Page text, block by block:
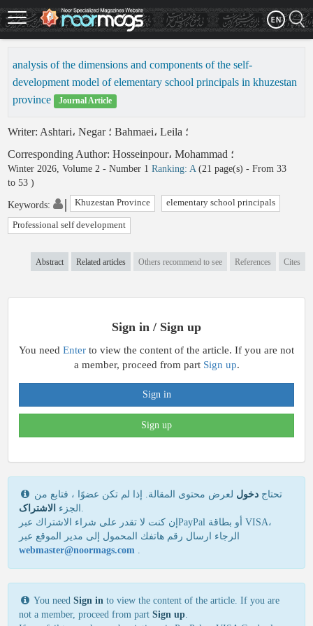
Skip
to
main
analysis of the dimensions and components of the self-
development model of elementary school principals in khuzestan
province
Journal Article
Writer: Ashtari، Negar Bahmaei، Leila ؛
Corresponding Author: Hosseinpour، Mohammad ؛
Winter 2026, Volume 2 - Number 1 Ranking: A (‎21 page(s) - From 33
to 53 )
Keywords: Khuzestan Province elementary school principals
Professional self development
Abstract Related articles Others recommend to see References Cites
Sign in / Sign up
You need Enter to view the content of the article. If you are not
a member, proceed from part Sign up.
Sign in
Sign up
تحتاج دخول لعرض محتوى المقالة. إذا لم تكن عضوًا ، فتابع من
الجزء الاشتراک
.
إن كنت لا تقدر علی شراء الاشتراك عبرPayPal أو بطاقة VISA،
الرجاء ارسال رقم هاتفك المحمول إلی مدير الموقع عبر
webmaster@noormags.com .
You need Sign in to view the content of the article. If you are
not a member, proceed from part Sign up.